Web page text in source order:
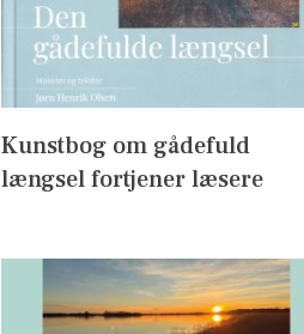
Kunstbog om gådefuld
længsel fortjener læsere